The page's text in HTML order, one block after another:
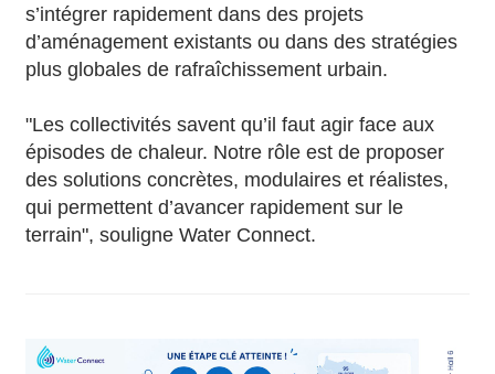
s’intégrer rapidement dans des projets
d’aménagement existants ou dans des stratégies
plus globales de rafraîchissement urbain.
"Les collectivités savent qu’il faut agir face aux
épisodes de chaleur. Notre rôle est de proposer
des solutions concrètes, modulaires et réalistes,
qui permettent d’avancer rapidement sur le
terrain", souligne Water Connect.